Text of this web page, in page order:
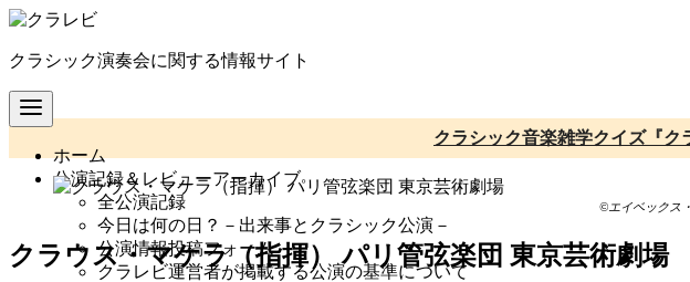
コ
テ
ン
ツ
移
クラシック演奏会に関する情報サイト
ホーム
公演記録＆レビューアーカイブ
全公演記録
今日は何の日？－出来事とクラシック公演－
公演情報投稿フォーム
クラレビ運営者が掲載する公演の基準について
クラシック音楽雑学クイズ『
©エイベックス
クラウス・マケラ（指揮） パリ管弦楽団 東京芸術劇場